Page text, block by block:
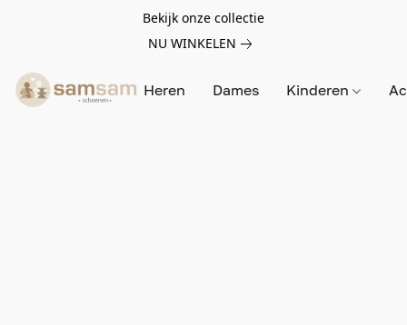
Bekijk onze collectie
NU WINKELEN
Heren Dames Kinderen